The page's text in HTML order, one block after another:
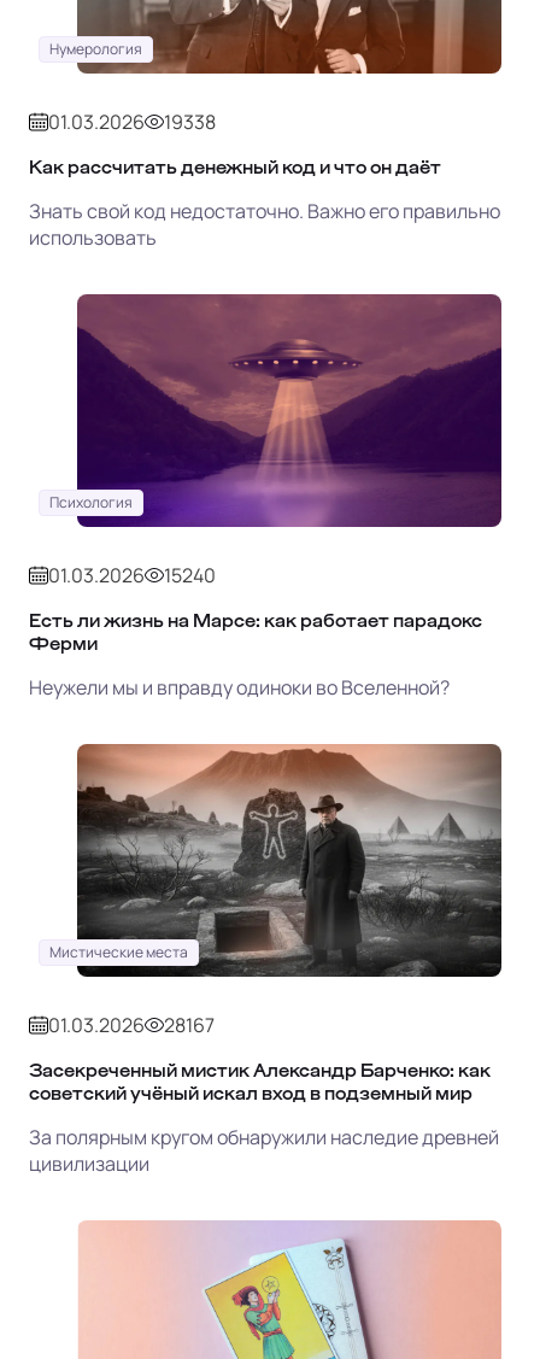
Нумерология
01.03.2026 19338
Как рассчитать денежный код и что он даёт
Знать свой код недостаточно. Важно его правильно
использовать
Психология
01.03.2026 15240
Есть ли жизнь на Марсе: как работает парадокс
Ферми
Неужели мы и вправду одиноки во Вселенной?
Мистические места
01.03.2026 28167
Засекреченный мистик Александр Барченко: как
советский учёный искал вход в подземный мир
За полярным кругом обнаружили наследие древней
цивилизации